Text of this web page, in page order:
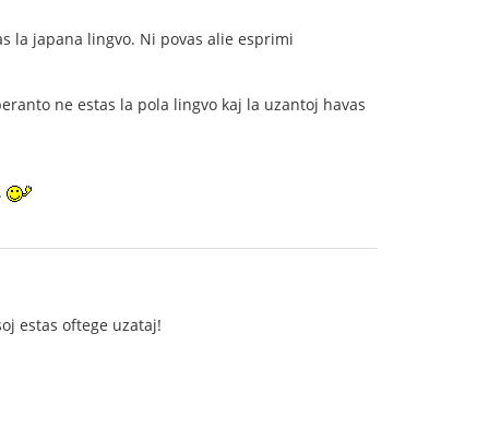
la japana lingvo. Ni povas alie esprimi
ne estas la pola lingvo kaj la uzantoj havas
estas oftege uzataj!